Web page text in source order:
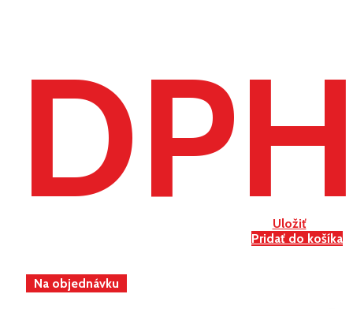
Uložiť
Pridať do košíka